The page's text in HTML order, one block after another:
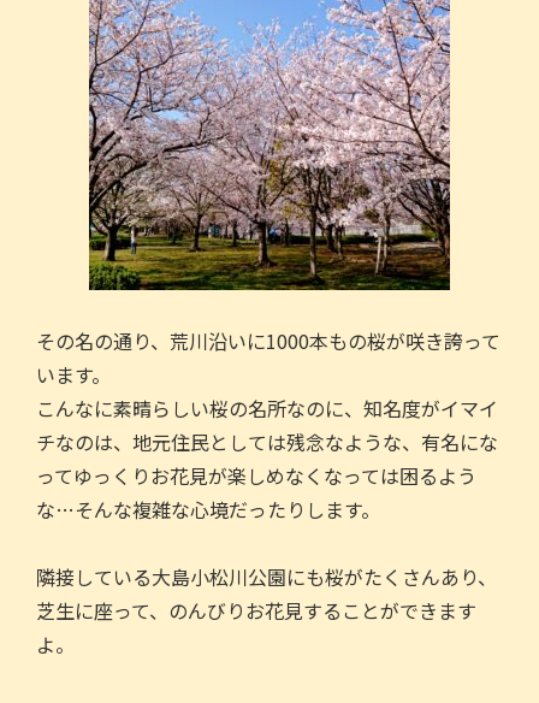
その名の通り、荒川沿いに1000本もの桜が咲き誇って
います。
こんなに素晴らしい桜の名所なのに、知名度がイマイ
チなのは、地元住民としては残念なような、有名にな
ってゆっくりお花見が楽しめなくなっては困るよう
な…そんな複雑な心境だったりします。
隣接している大島小松川公園にも桜がたくさんあり、
芝生に座って、のんびりお花見することができます
よ。